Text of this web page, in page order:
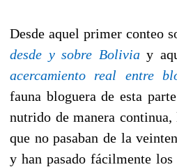
Desde aquel primer conteo
desde y sobre Boliviay
acercamiento real entre
fauna bloguera de esta
nutrido de manera continua,
que no pasaban de la
y han pasado fácilmente